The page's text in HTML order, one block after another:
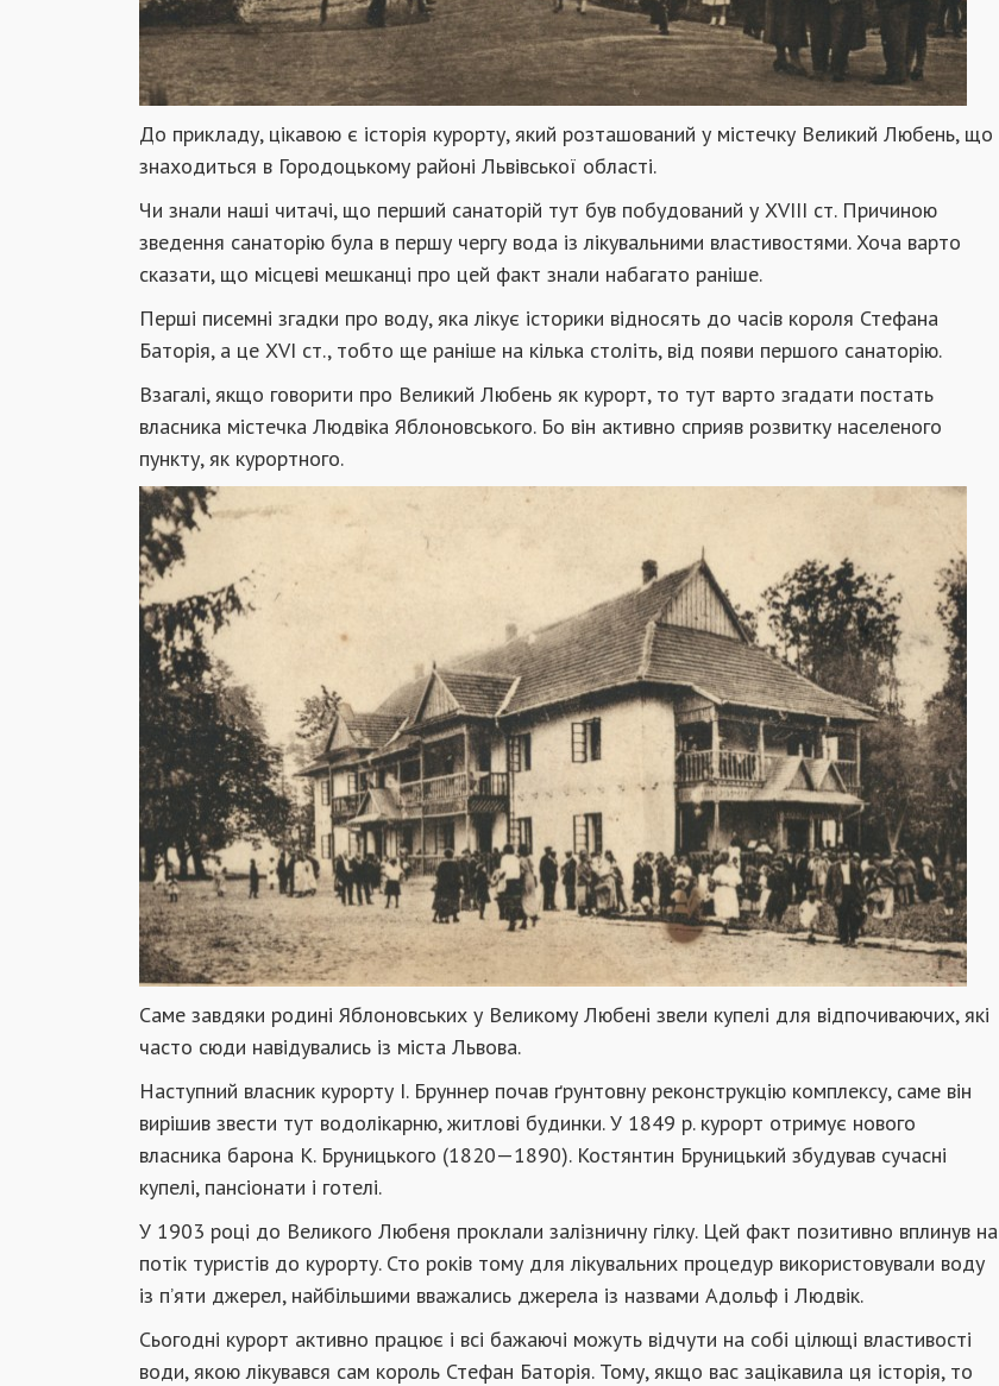
До прикладу, цікавою є історія курорту, який розташований у містечку Великий Любень, що
знаходиться в Городоцькому районі Львівської області.
Чи знали наші читачі, що перший санаторій тут був побудований у ХVIII ст. Причиною
зведення санаторію була в першу чергу вода із лікувальними властивостями. Хоча варто
сказати, що місцеві мешканці про цей факт знали набагато раніше.
Перші писемні згадки про воду, яка лікує історики відносять до часів короля Стефана
Баторія, а це XVI ст., тобто ще раніше на кілька століть, від появи першого санаторію.
Взагалі, якщо говорити про Великий Любень як курорт, то тут варто згадати постать
власника містечка Людвіка Яблоновського. Бо він активно сприяв розвитку населеного
пункту, як курортного.
Саме завдяки родині Яблоновських у Великому Любені звели купелі для відпочиваючих, які
часто сюди навідувались із міста Львова.
Наступний власник курорту І. Бруннер почав ґрунтовну реконструкцію комплексу, саме він
вирішив звести тут водолікарню, житлові будинки. У 1849 р. курорт отримує нового
власника барона К. Бруницького (1820—1890). Костянтин Бруницький збудував сучасні
купелі, пансіонати і готелі.
У 1903 році до Великого Любеня проклали залізничну гілку. Цей факт позитивно вплинув на
потік туристів до курорту. Сто років тому для лікувальних процедур використовували воду
із п’яти джерел, найбільшими вважались джерела із назвами Адольф і Людвік.
Сьогодні курорт активно працює і всі бажаючі можуть відчути на собі цілющі властивості
води, якою лікувався сам король Стефан Баторія. Тому, якщо вас зацікавила ця історія, то